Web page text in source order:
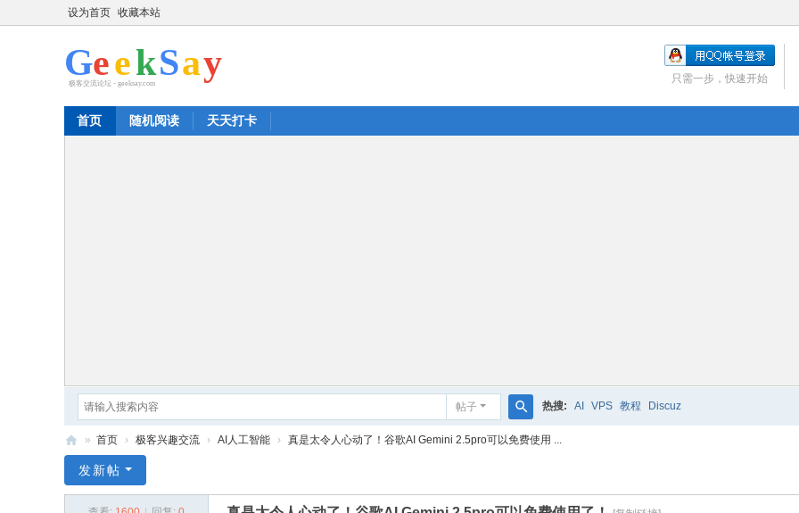
设为首页 收藏本站
只需一步，快速开始
首页 随机阅读 天天打卡
帖子
搜
热搜: AI VPS 教程 Discuz
ee
» 首页 › 极客兴趣交流 › AI人工智能 › 真是太令人心动了！谷歌AI Gemini 2.5pro可以免费使用 ...
发新帖